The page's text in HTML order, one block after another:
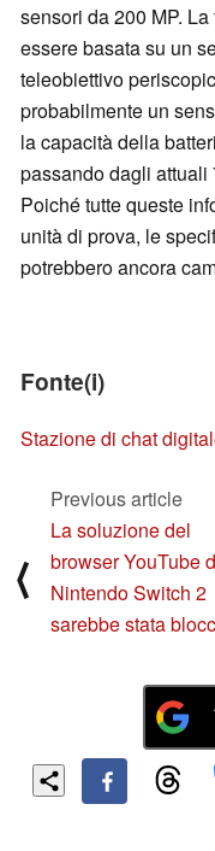
sensori da 200 MP.
essere basata su un
teleobiettivo
probabilmente un
la capacità della
passando dagli attuali
Poiché tutte queste
unità di prova, le
potrebbero ancora
Fonte(i)
Stazione di chat
⟨
Previous article
La soluzione del
browser YouTube
Nintendo Switch 2
sarebbe stata